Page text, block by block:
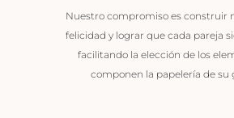
Nuestro compromiso es construir
felicidad y lograr que cada pareja
facilitando la elección de los
componen la papelería de su